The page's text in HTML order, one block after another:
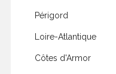
Périgord
Loire-Atlantique
Côtes d'Armor